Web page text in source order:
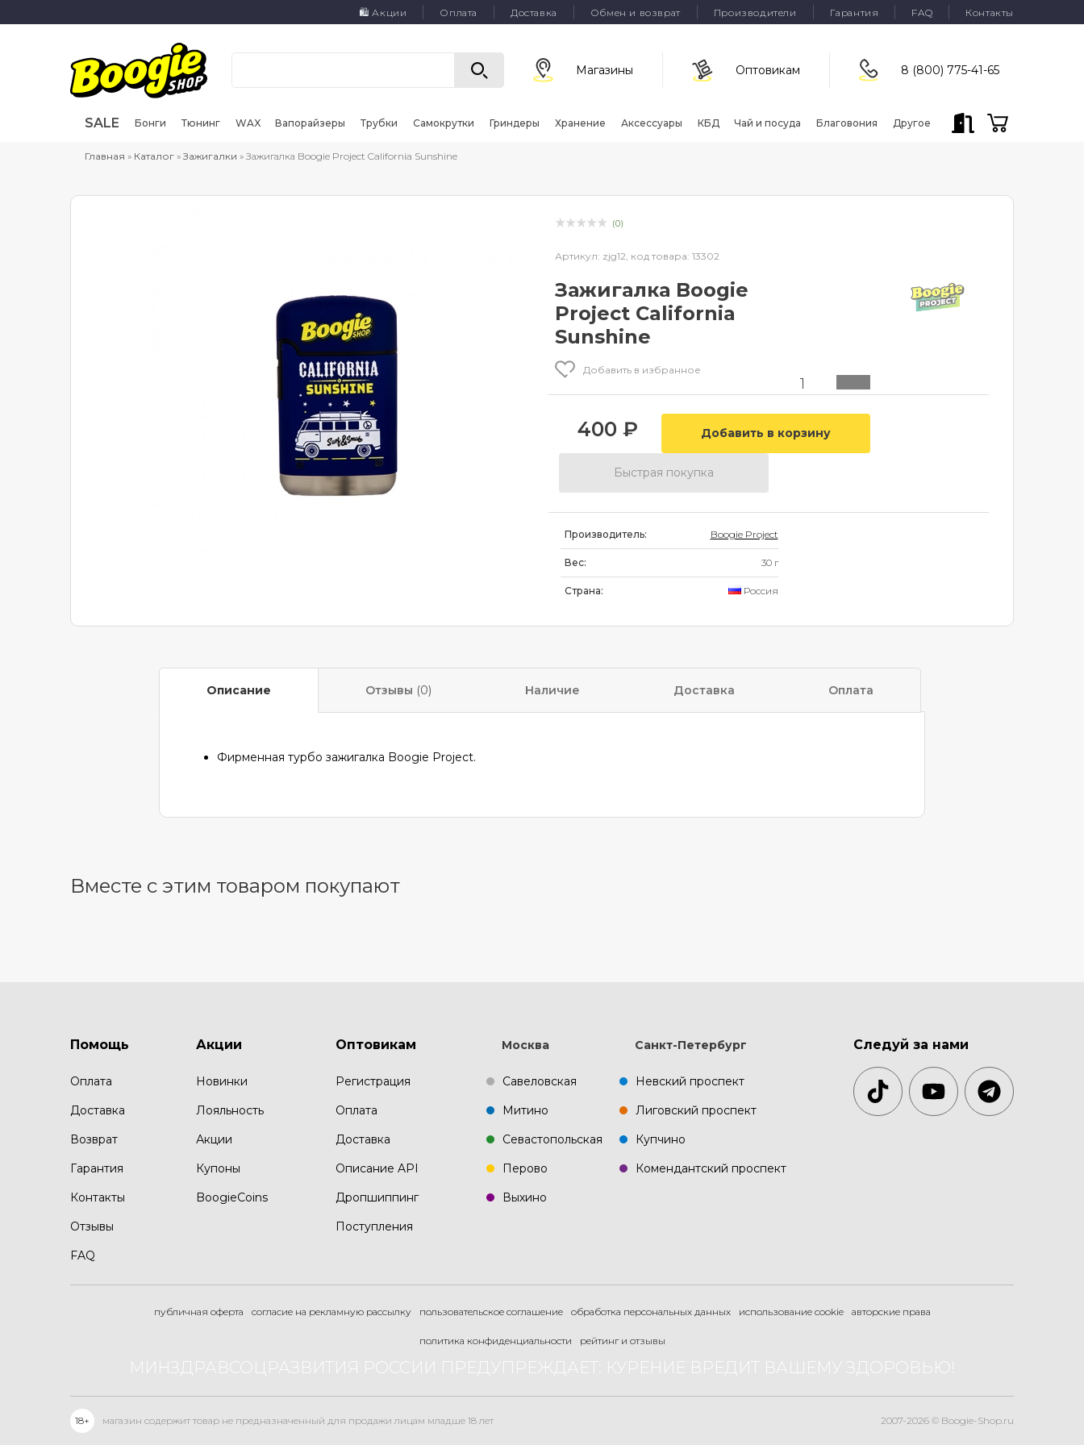
🛍 Акции Оплата Доставка Обмен и возврат Производители Гарантия FAQ Контакты
Магазины Оптовикам 8 (800) 775-41-65
SALE Бонги Тюнинг WAX Вапорайзеры Трубки Самокрутки Гриндеры Хранение Аксессуары КБД Чай и посуда Благовония Другое
Главная » Каталог »Зажигалки » Зажигалка Boogie Project California Sunshine
(0)
Артикул: zjg12, код товара: 13302
Зажигалка Boogie
Project California
Sunshine
Добавить в избранное
400₽
Быстрая покупка
Производитель: Boogie Project
Вес: 30 г
Страна: Россия
Описание Отзывы (0) Наличие Доставка Оплата
Фирменная турбо зажигалка Boogie Project.
Вместе с этим товаром покупают
Помощь
Оплата
Доставка
Возврат
Гарантия
Контакты
Отзывы
FAQ
Акции
Новинки
Лояльность
Акции
Купоны
BoogieCoins
Оптовикам
Регистрация
Оплата
Доставка
Описание API
Дропшиппинг
Поступления
Москва
Савеловская
Митино
Севастопольская
Перово
Выхино
Санкт-Петербург
Невский проспект
Лиговский проспект
Купчино
Комендантский проспект
Следуй за нами
публичная оферта согласие на рекламную рассылку пользовательское соглашение обработка персональных данных использование cookie авторские права
политика конфиденциальности рейтинг и отзывы
МИНЗДРАВСОЦРАЗВИТИЯ РОССИИ ПРЕДУПРЕЖДАЕТ: КУРЕНИЕ ВРЕДИТ ВАШЕМУ ЗДОРОВЬЮ!
2007-2026 © Boogie-Shop.ru
18+ магазин содержит товар не предназначенный для продажи лицам младше 18 лет